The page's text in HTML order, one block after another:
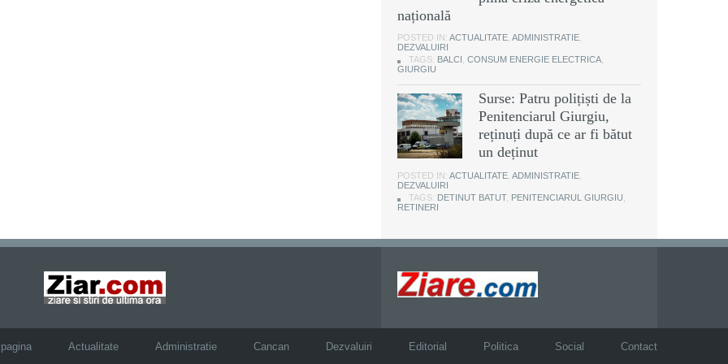
națională
POSTED IN: ACTUALITATE ADMINISTRATIE
DEZVALUIRI
TAGS: BALCI CONSUM ENERGIE ELECTRICA
GIURGIU
Surse: Patru polițiști de la
Penitenciarul Giurgiu,
reținuți după ce ar fi bătut
un deținut
POSTED IN: ACTUALITATE ADMINISTRATIE
DEZVALUIRI
TAGS: DETINUT BATUT, PENITENCIARUL GIURGIU
RETINERI
Actualitate Administratie Cancan Dezvaluiri Editorial Politica Social Contact